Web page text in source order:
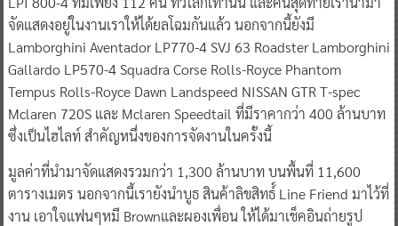
จัดแสดงอยู่ในงานเราให้ได้ยลโฉมกันแล้ว นอกจากนี้ยังมี
Lamborghini Aventador LP770-4 SVJ 63 Roadster Lamborghini
Gallardo LP570-4 Squadra Corse Rolls-Royce Phantom
Tempus Rolls-Royce Dawn Landspeed NISSAN GTR T-spec
Mclaren 720S และ Mclaren Speedtail ที่มีราคากว่า 400 ล้านบาท
ซึ่งเป็นไฮไลท์ สำคัญหนึ่งของการจัดงานในครั้งนี้
มูลค่าที่นำมาจัดแสดงรวมกว่า 1,300 ล้านบาท บนพื้นที่ 11,600
ตารางเมตร นอกจากนี้เรายังนำบูธ สินค้าลิขสิทธ์์ Line Friend มาไว้ที่
งาน เอาใจแฟนๆหมี Brownและผองเพื่อน ให้ได้มาเช็คอินถ่ายรูป